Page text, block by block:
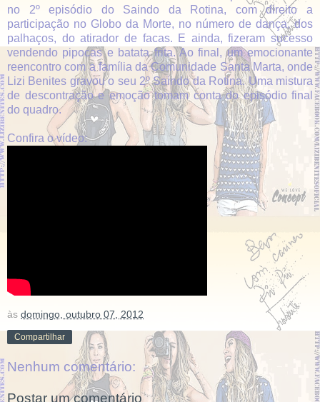
no 2º episódio do Saindo da Rotina, com direito a
participação no Globo da Morte, no número de dança, dos
palhaços, do atirador de facas. E ainda, fizeram sucesso
vendendo pipocas e batata frita. Ao final, um emocionante
reencontro com a família da Comunidade Santa Marta, onde
Lizi Benites gravou o seu 2º Saindo da Rotina. Uma mistura
de descontração e emoção tomam conta do episódio final
do quadro.
Confira o vídeo:
às domingo, outubro 07, 2012
Compartilhar
Nenhum comentário:
Postar um comentário